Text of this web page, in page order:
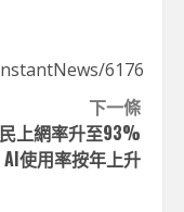
6176
下一條
上網率升至93%
AI使用率按年上升